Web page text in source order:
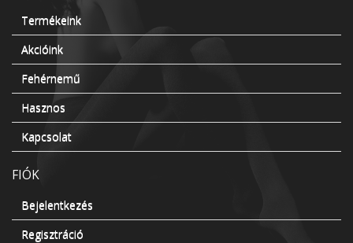
Termékeink
Akcióink
Fehérnemű
Hasznos
Kapcsolat
FIÓK
Bejelentkezés
Regisztráció